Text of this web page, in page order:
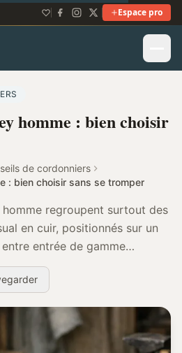
Espace pro
homme : bien choisir
de cordonniers
: bien choisir sans se tromper
homme regroupent surtout des
en cuir, positionnés sur un
entrée de gamme
habillé. Le bon choix d...